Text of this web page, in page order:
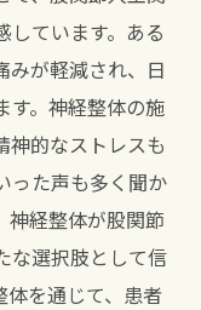
しています。ある
みが軽減され、日
す。神経整体の施
神的なストレスも
った声も多く聞か
神経整体が股関節
な選択肢として信
を通じて、患者